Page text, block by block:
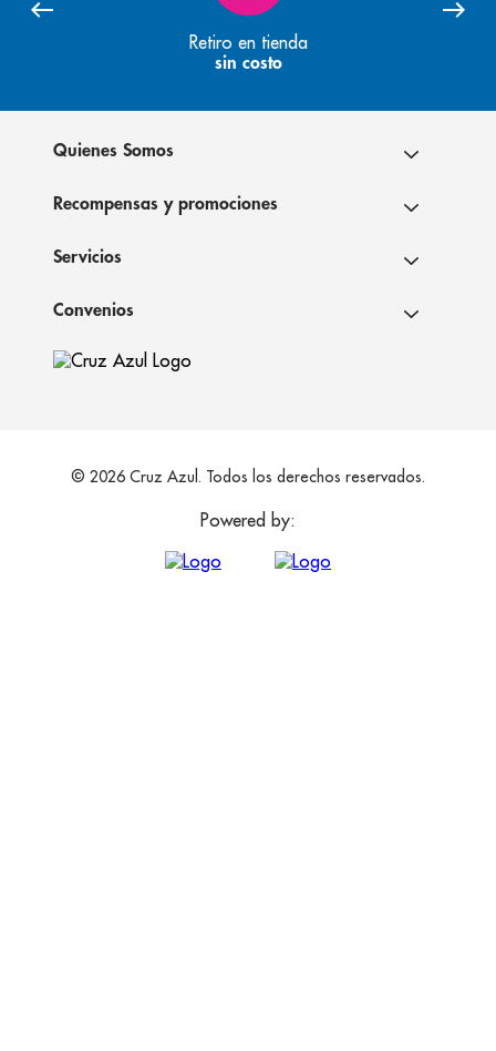
Retiro en tienda
sin costo
Quienes Somos
Recompensas y promociones
Servicios
Convenios
© 2026 Cruz Azul. Todos los derechos reservados.
Powered by: